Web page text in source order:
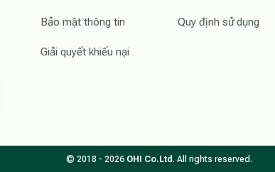
Bảo mật thông tin
Giải quyết khiếu nại
Quy định sử dụng
© 2018 - 2026 OHI Co.Ltd. All rights reserved.